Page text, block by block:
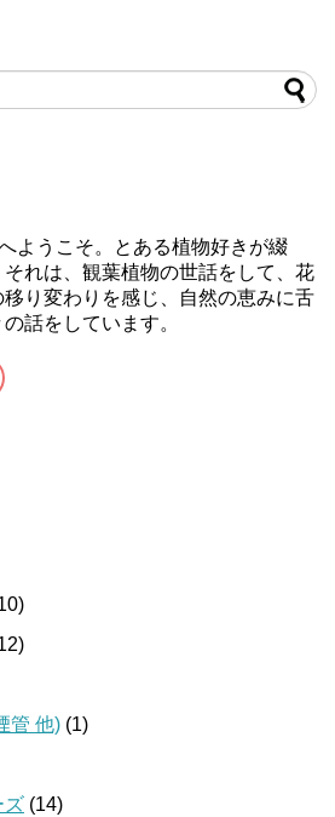
ようこそ。とある植物好きが綴
れは、観葉植物の世話をして、花
り変わりを感じ、自然の恵みに舌
話をしています。
管 他) (1)
ズ (14)